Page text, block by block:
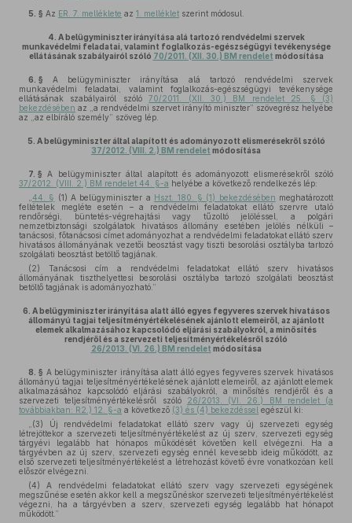
5. § Az ER. 7. melléklete az 1. melléklet szerint módosul.
4. A belügyminiszter irányítása alá tartozó rendvédelmi szervek
munkavédelmi feladatai, valamint foglalkozás-egészségügyi tevékenysége
ellátásának szabályairól szóló 70/2011. (XII. 30.) BM rendelet módosítása
6. § A belügyminiszter irányítása alá tartozó rendvédelmi szervek
munkavédelmi feladatai, valamint foglalkozás-egészségügyi tevékenysége
ellátásának szabályairól szóló70/2011. (XII. 30.) BM rendelet 25. § (3)
bekezdésében az „a rendvédelmi szervet irányító miniszter” szövegrész helyébe
az „az elbíráló személy” szöveg lép.
5. A belügyminiszter által alapított és adományozott elismerésekről szóló
37/2012. (VIII. 2.) BM rendelet módosítása
7. § A belügyminiszter által alapított és adományozott elismerésekről szóló
37/2012. (VIII. 2.) BM rendelet 44. §-a helyébe a következő rendelkezés lép:
44. § (1) A belügyminiszter a Hszt. 180. § (1) bekezdésében meghatározott
feltételek megléte esetén – a rendvédelmi feladatokat ellátó szervre utaló
rendőrségi, büntetés-végrehajtási vagy tűzoltó jelöléssel, a polgári
nemzetbiztonsági szolgálatok hivatásos állomány esetében jelölés nélküli –
tanácsosi, főtanácsosi címet adományozhat a rendvédelmi feladatokat ellátó szerv
hivatásos állományának vezetői beosztást vagy tiszti besorolási osztályba tartozó
szolgálati beosztást betöltő tagjának.
(2) Tanácsosi cím a rendvédelmi feladatokat ellátó szerv hivatásos
állományának tiszthelyettesi besorolási osztályba tartozó szolgálati beosztást
betöltő tagjának is adományozható.”
6. A belügyminiszter irányítása alatt álló egyes fegyveres szervek hivatásos
állományú tagjai teljesítményértékelésének ajánlott elemeiről, az ajánlott
elemek alkalmazásához kapcsolódó eljárási szabályokról, a minősítés
rendjéről és a szervezeti teljesítményértékelésről szóló
26/2013. (VI. 26.) BM rendelet módosítása
8. § A belügyminiszter irányítása alatt álló egyes fegyveres szervek hivatásos
állományú tagjai teljesítményértékelésének ajánlott elemeiről, az ajánlott elemek
alkalmazásához kapcsolódó eljárási szabályokról, a minősítés rendjéről és a
szervezeti teljesítményértékelésről szóló
26/2013. (VI. 26.) BM rendelet (a
továbbiakban: R2.) 12. §-a a következő (3) és (4) bekezdéssel egészül ki:
„(3) Új rendvédelmi feladatokat ellátó szerv vagy új szervezeti egység
létrejöttekor a szervezeti teljesítményértékelést az új szerv, szervezeti egység
tárgyévi legalább hat hónapos működését követően kell elvégezni. Ha a
tárgyévben az új szerv, szervezeti egység ennél kevesebb ideig működött, az
első szervezeti teljesítményértékelést a létrehozást követő évre vonatkozóan kell
először elvégezni.
(4) A rendvédelmi feladatokat ellátó szerv vagy szervezeti egységének
megszűnése esetén akkor kell a megszűnéskor szervezeti teljesítményértékelést
végezni, ha a tárgyévben a szerv, szervezeti egység legalább hat hónapot
működött.”